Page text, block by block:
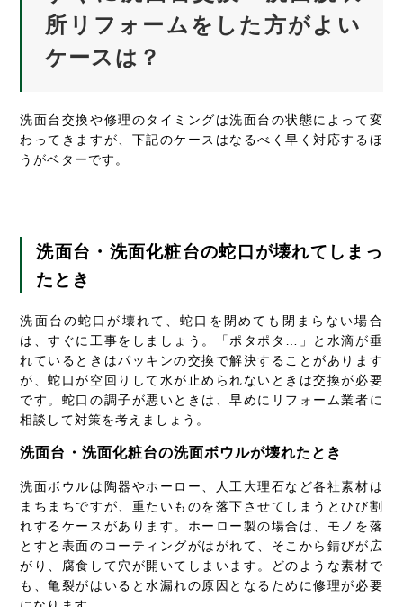
所リフォームをした方がよい
ケースは？
洗面台交換や修理のタイミングは洗面台の状態によって変
わってきますが、下記のケースはなるべく早く対応するほ
うがベターです。
洗面台・洗面化粧台の蛇口が壊れてしまっ
たとき
洗面台の蛇口が壊れて、蛇口を閉めても閉まらない場合
は、すぐに工事をしましょう。「ポタポタ…」と水滴が垂
れているときはパッキンの交換で解決することがあります
が、蛇口が空回りして水が止められないときは交換が必要
です。蛇口の調子が悪いときは、早めにリフォーム業者に
相談して対策を考えましょう。
洗面台・洗面化粧台の洗面ボウルが壊れたとき
洗面ボウルは陶器やホーロー、人工大理石など各社素材は
まちまちですが、重たいものを落下させてしまうとひび割
れするケースがあります。ホーロー製の場合は、モノを落
とすと表面のコーティングがはがれて、そこから錆びが広
がり、腐食して穴が開いてしまいます。どのような素材で
も、亀裂がはいると水漏れの原因となるために修理が必要